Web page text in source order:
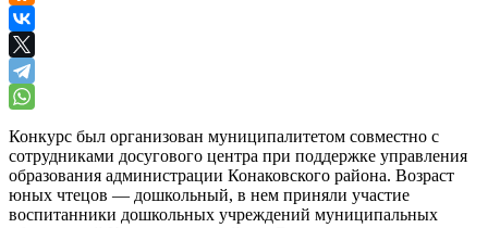
Конкурс был организован муниципалитетом совместно с
сотрудниками досугового центра при поддержке управления
образования администрации Конаковского района. Возраст
юных чтецов — дошкольный, в нем приняли участие
воспитанники дошкольных учреждений муниципальных